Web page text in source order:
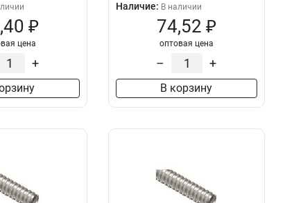
₽
цена
+
Наличие: В наличии
74,52 ₽
оптовая цена
– +
В корзину